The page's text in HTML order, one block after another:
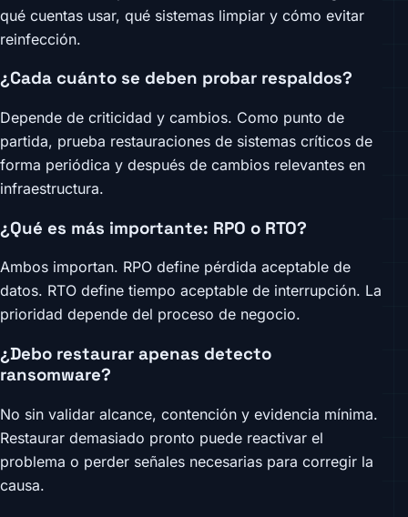
qué cuentas usar, qué sistemas limpiar y cómo evitar
reinfección.
¿Cada cuánto se deben probar respaldos?
Depende de criticidad y cambios. Como punto de
partida, prueba restauraciones de sistemas críticos de
forma periódica y después de cambios relevantes en
infraestructura.
¿Qué es más importante: RPO o RTO?
Ambos importan. RPO define pérdida aceptable de
datos. RTO define tiempo aceptable de interrupción. La
prioridad depende del proceso de negocio.
¿Debo restaurar apenas detecto
ransomware?
No sin validar alcance, contención y evidencia mínima.
Restaurar demasiado pronto puede reactivar el
problema o perder señales necesarias para corregir la
causa.